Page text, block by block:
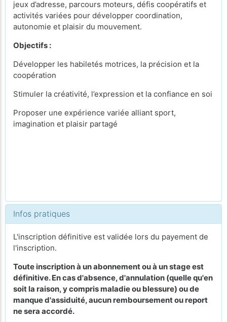
jeux d’adresse, parcours moteurs, défis coopératifs et
activités variées pour développer coordination,
autonomie et plaisir du mouvement.
Objectifs :
Développer les habiletés motrices, la précision et la
coopération
Stimuler la créativité, l’expression et la confiance en soi
Proposer une expérience variée alliant sport,
imagination et plaisir partagé
Infos pratiques
L'inscription définitive est validée lors du payement de
l'inscription.
Toute inscription à un abonnement ou à un stage est
définitive. En cas d'absence, d'annulation (quelle qu'en
soit la raison, y compris maladie ou blessure) ou de
manque d'assiduité, aucun remboursement ou report
ne sera accordé.